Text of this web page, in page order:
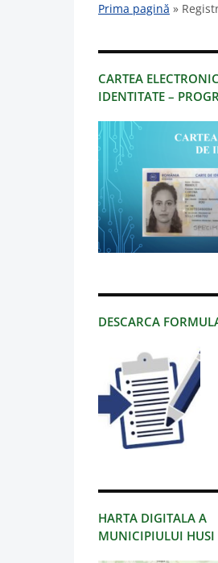
Prima pagină »
CARTEA
IDENTITATE –
DESCARCA
HARTA DIGITALA A
MUNICIPIULUI HUSI